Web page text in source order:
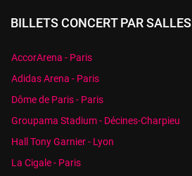
BILLETS CONCERT PAR SALLES
AccorArena - Paris
Adidas Arena - Paris
Dôme de Paris - Paris
Groupama Stadium - Décines-Charpieu
Hall Tony Garnier - Lyon
La Cigale - Paris